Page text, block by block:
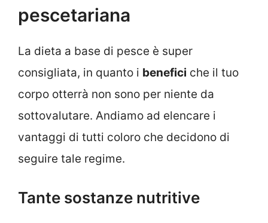
pescetariana
La dieta a base di pesce è super
consigliata, in quanto i benefici che il tuo
corpo otterrà non sono per niente da
sottovalutare. Andiamo ad elencare i
vantaggi di tutti coloro che decidono di
seguire tale regime.
Tante sostanze nutritive